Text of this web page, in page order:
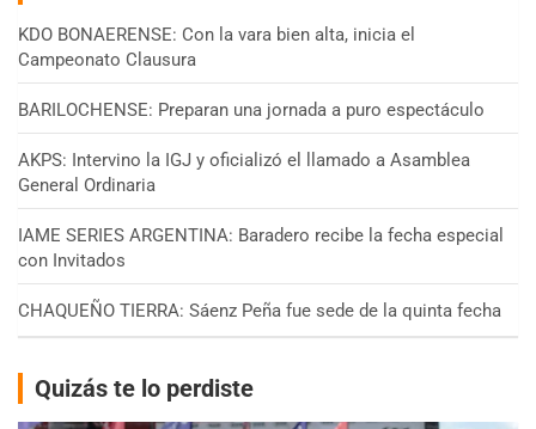
KDO BONAERENSE: Con la vara bien alta, inicia el
Campeonato Clausura
BARILOCHENSE: Preparan una jornada a puro espectáculo
AKPS: Intervino la IGJ y oficializó el llamado a Asamblea
General Ordinaria
IAME SERIES ARGENTINA: Baradero recibe la fecha especial
con Invitados
CHAQUEÑO TIERRA: Sáenz Peña fue sede de la quinta fecha
Quizás te lo perdiste